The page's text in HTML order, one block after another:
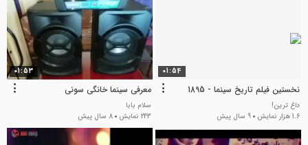
01:54
نخستین فیلم تاریخ سینما - 1895
داغ ترین!
1.6 هزار نمایش
9 سال پیش
01:53
معرفی سینما خانگی سونی
سلام بابا
243 نمایش
8 سال پیش